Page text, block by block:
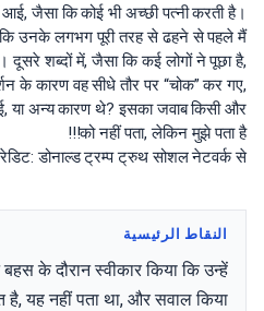
जैसा कि कोई भी अच्छी पत्नी करती है।
कि उनके लगभग पूरी तरह से ढहने से पहले मैं
दूसरे शब्दों में, जैसा कि कई लोगों ने पूछा है,
के कारण वह सीधे तौर पर “चोक” कर गए,
या अन्य कारण थे? इसका जवाब किसी और
को नहीं पता, लेकिन मुझे पता है!!!
डोनाल्ड ट्रम्प ट्रुथ सोशल नेटवर्क से
النقاط الرئيسية
के दौरान स्वीकार किया कि उन्हें
यह नहीं पता था, और सवाल किया